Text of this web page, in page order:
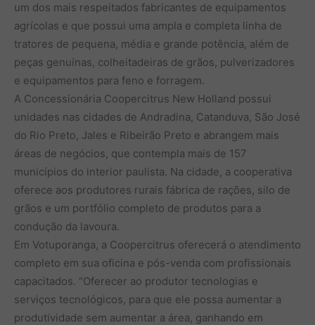
um dos mais respeitados fabricantes de equipamentos
agrícolas e que possui uma ampla e completa linha de
tratores de pequena, média e grande potência, além de
peças genuínas, colheitadeiras de grãos, pulverizadores
e equipamentos para feno e forragem.
A Concessionária Coopercitrus New Holland possui
unidades nas cidades de Andradina, Catanduva, São José
do Rio Preto, Jales e Ribeirão Preto e abrangem mais
áreas de negócios, que contempla mais de 157
municípios do interior paulista. Na cidade, a cooperativa
oferece aos produtores rurais fábrica de rações, silo de
grãos e um portfólio completo de produtos para a
condução da lavoura.
Em Votuporanga, a Coopercitrus oferecerá o atendimento
completo em sua oficina e pós-venda com profissionais
capacitados. “Oferecer ao produtor tecnologias e
serviços tecnológicos, para que ele possa aumentar a
produtividade sem aumentar a área, ganhando em